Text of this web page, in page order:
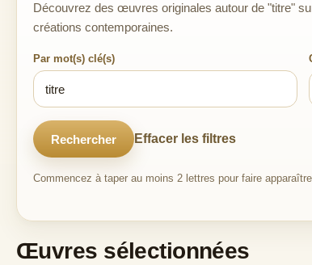
Découvrez des œuvres originales autour de "titre"
créations contemporaines.
Par mot(s) clé(s)
Rechercher Effacer les filtres
Commencez à taper au moins 2 lettres pour faire
Œuvres sélectionnées